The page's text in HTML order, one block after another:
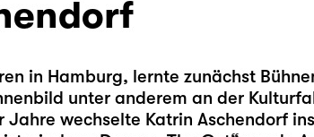
in Hamburg, lernte zunächst
unter anderem an der
wechselte Katrin Aschendorf